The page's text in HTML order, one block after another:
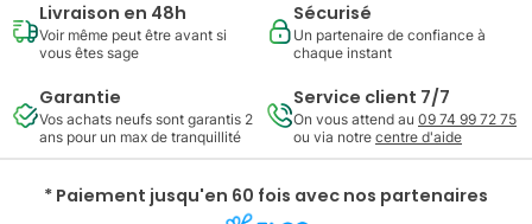
Livraison en 48h
Voir même peut être avant si
vous êtes sage
Sécurisé
Un partenaire de confiance à
chaque instant
Garantie
Vos achats neufs sont garantis 2
ans pour un max de tranquillité
Service client 7/7
On vous attend au 09 74 99 72 75
ou via notre centre d'aide
* Paiement jusqu'en 60 fois avec nos partenaires